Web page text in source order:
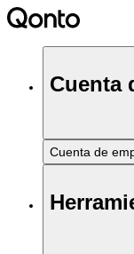
Cuenta
Cuenta de